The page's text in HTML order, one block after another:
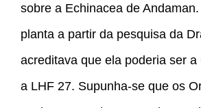
sobre a Echinacea de
planta a partir da pesquisa da
acreditava que ela poderia ser
a LHF 27. Supunha-se que os